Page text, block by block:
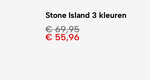
Stone Island 3 kleuren
€69,95
€ 55,96